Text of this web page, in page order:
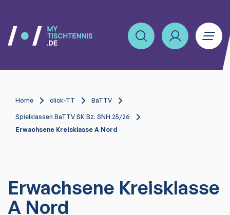
Home click-TT BaTTV
Spielklassen BaTTV SK Bz. SNH 25/26
Erwachsene Kreisklasse A Nord
Erwachsene Kreisklasse
A Nord